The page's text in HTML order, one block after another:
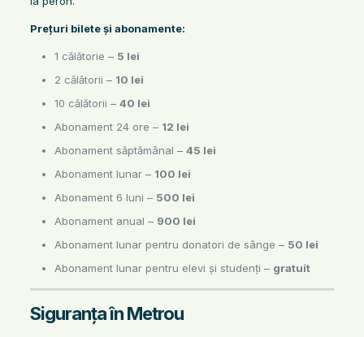
Prețuri bilete și abonamente:
1 călătorie – 5 lei
2 călătorii – 10 lei
10 călătorii – 40 lei
Abonament 24 ore – 12 lei
Abonament săptămânal – 45 lei
Abonament lunar – 100 lei
Abonament 6 luni – 500 lei
Abonament anual – 900 lei
Abonament lunar pentru donatori de sânge – 50 lei
Abonament lunar pentru elevi și studenți – gratuit
Siguranța în Metrou